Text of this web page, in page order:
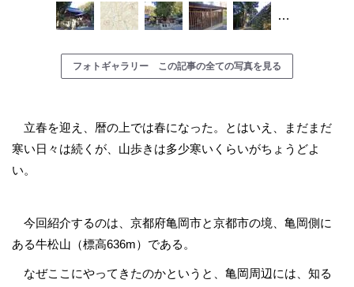
…
フォトギャラリー この記事の全ての写真を見る
立春を迎え、暦の上では春になった。とはいえ、まだまだ
寒い日々は続くが、山歩きは多少寒いくらいがちょうどよ
い。
今回紹介するのは、京都府亀岡市と京都市の境、亀岡側に
ある牛松山（標高636m）である。
なぜここにやってきたのかというと、亀岡周辺には、知る